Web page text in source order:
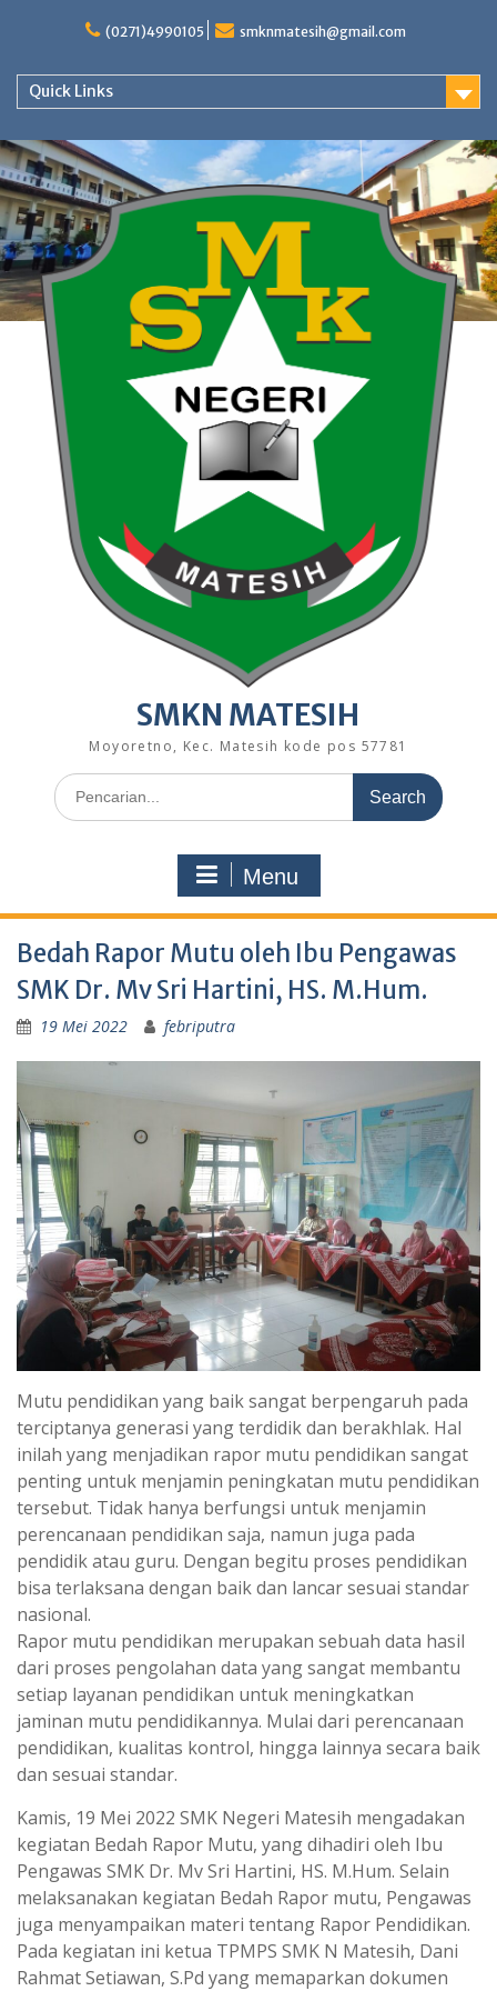
(0271)4990105 smknmatesih@gmail.com
Quick Links
SMKN MATESIH
Moyoretno, Kec. Matesih kode pos 57781
Search
for:
Menu
Bedah Rapor Mutu oleh Ibu Pengawas
SMK Dr. Mv Sri Hartini, HS. M.Hum.
19 Mei 2022 febriputra
Mutu pendidikan yang baik sangat berpengaruh pada
terciptanya generasi yang terdidik dan berakhlak. Hal
inilah yang menjadikan rapor mutu pendidikan sangat
penting untuk menjamin peningkatan mutu pendidikan
tersebut. Tidak hanya berfungsi untuk menjamin
perencanaan pendidikan saja, namun juga pada
pendidik atau guru. Dengan begitu proses pendidikan
bisa terlaksana dengan baik dan lancar sesuai standar
nasional.
Rapor mutu pendidikan merupakan sebuah data hasil
dari proses pengolahan data yang sangat membantu
setiap layanan pendidikan untuk meningkatkan
jaminan mutu pendidikannya. Mulai dari perencanaan
pendidikan, kualitas kontrol, hingga lainnya secara baik
dan sesuai standar.
Kamis, 19 Mei 2022 SMK Negeri Matesih mengadakan
kegiatan Bedah Rapor Mutu, yang dihadiri oleh Ibu
Pengawas SMK Dr. Mv Sri Hartini, HS. M.Hum. Selain
melaksanakan kegiatan Bedah Rapor mutu, Pengawas
juga menyampaikan materi tentang Rapor Pendidikan.
Pada kegiatan ini ketua TPMPS SMK N Matesih, Dani
Rahmat Setiawan, S.Pd yang memaparkan dokumen